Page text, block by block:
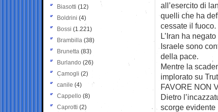
all’esercito di
quelli che ha
cessate il fuoco.
L’Iran ha
Israele sono
della pace.
Mentre la
implorato su
FAVORE NON
Dietro
scorge evidente
Biasotti (12)
Boldrini (4)
Bossi (1.221)
Brambilla (38)
Brunetta (83)
Burlando (26)
Camogli (2)
canile (4)
Cappello (8)
Caprotti (2)